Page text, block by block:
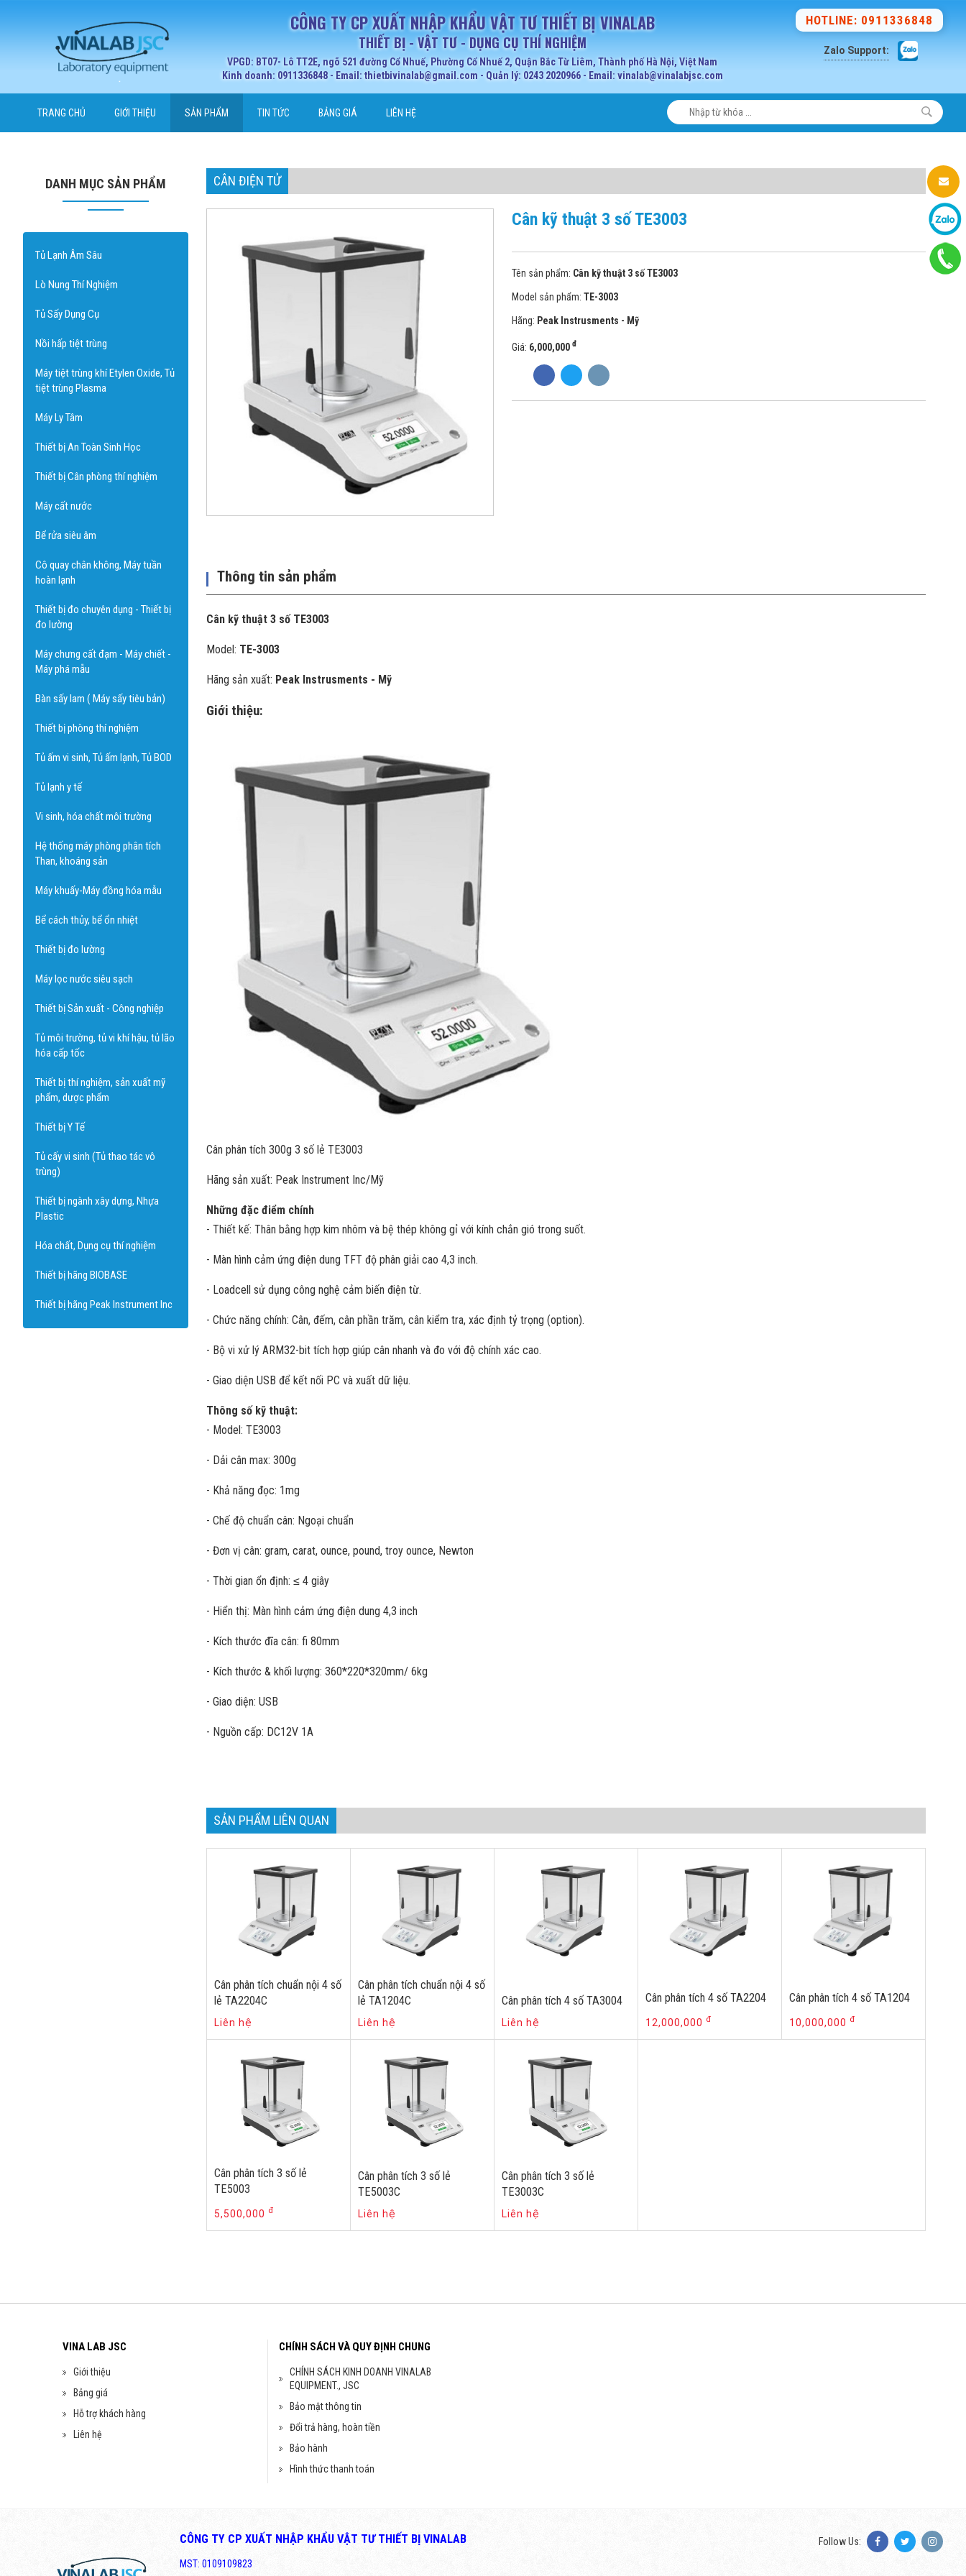
CÔNG TY CP XUẤT NHẬP KHẨU VẬT TƯ THIẾT BỊ VINALAB
THIẾT BỊ - VẬT TƯ - DỤNG CỤ THÍ NGHIỆM
VPGD: BT07- Lô TT2E, ngõ 521 đường Cổ Nhuế, Phường Cổ Nhuế 2, Quận Bắc Từ Liêm, Thành phố Hà Nội, Việt Nam
Kinh doanh: 0911336848 - Email: thietbivinalab@gmail.com - Quản lý: 0243 2020966 - Email: vinalab@vinalabjsc.com
HOTLINE: 0911336848
Zalo Support:
TRANG CHỦ GIỚI THIỆU SẢN PHẨM TIN TỨC BẢNG GIÁ LIÊN HỆ
DANH MỤC SẢN PHẨM
Tủ Lạnh Âm Sâu
Lò Nung Thí Nghiệm
Tủ Sấy Dụng Cụ
Nồi hấp tiệt trùng
Máy tiệt trùng khí Etylen Oxide, Tủ
tiệt trùng Plasma
Máy Ly Tâm
Thiết bị An Toàn Sinh Học
Thiết bị Cân phòng thí nghiệm
Máy cất nước
Bể rửa siêu âm
Cô quay chân không, Máy tuần
hoàn lạnh
Thiết bị đo chuyên dụng - Thiết bị
đo lường
Máy chưng cất đạm - Máy chiết -
Máy phá mẫu
Bàn sấy lam ( Máy sấy tiêu bản)
Thiết bị phòng thí nghiệm
Tủ ấm vi sinh, Tủ ấm lạnh, Tủ BOD
Tủ lạnh y tế
Vi sinh, hóa chất môi trường
Hệ thống máy phòng phân tích
Than, khoáng sản
Máy khuấy-Máy đồng hóa mẫu
Bể cách thủy, bể ổn nhiệt
Thiết bị đo lường
Máy lọc nước siêu sạch
Thiết bị Sản xuất - Công nghiệp
Tủ môi trường, tủ vi khí hậu, tủ lão
hóa cấp tốc
Thiết bị thí nghiệm, sản xuất mỹ
phẩm, dược phẩm
Thiết bị Y Tế
Tủ cấy vi sinh (Tủ thao tác vô
trùng)
Thiết bị ngành xây dựng, Nhựa
Plastic
Hóa chất, Dụng cụ thí nghiệm
Thiết bị hãng BIOBASE
Thiết bị hãng Peak Instrument Inc
CÂN ĐIỆN TỬ
Cân kỹ thuật 3 số TE3003
Tên sản phẩm: Cân kỹ thuật 3 số TE3003
Model sản phẩm: TE-3003
Hãng: Peak Instrusments - Mỹ
Giá: 6,000,000đ
Thông tin sản phẩm
Cân kỹ thuật 3 số TE3003
Model: TE-3003
Hãng sản xuất: Peak Instrusments - Mỹ
Giới thiệu:
Cân phân tích 300g 3 số lẻ TE3003
Hãng sản xuất: Peak Instrument Inc/Mỹ
Những đặc điểm chính
- Thiết kế: Thân bằng hợp kim nhôm và bệ thép không gỉ với kính chắn gió trong suốt.
- Màn hình cảm ứng điện dung TFT độ phân giải cao 4,3 inch.
- Loadcell sử dụng công nghệ cảm biến điện từ.
- Chức năng chính: Cân, đếm, cân phần trăm, cân kiểm tra, xác định tỷ trọng (option).
- Bộ vi xử lý ARM32-bit tích hợp giúp cân nhanh và đo với độ chính xác cao.
- Giao diện USB để kết nối PC và xuất dữ liệu.
Thông số kỹ thuật:
- Model: TE3003
- Dải cân max: 300g
- Khả năng đọc: 1mg
- Chế độ chuẩn cân: Ngoại chuẩn
- Đơn vị cân: gram, carat, ounce, pound, troy ounce, Newton
- Thời gian ổn định: ≤ 4 giây
- Hiển thị: Màn hình cảm ứng điện dung 4,3 inch
- Kích thước đĩa cân: fi 80mm
- Kích thước & khối lượng: 360*220*320mm/ 6kg
- Giao diện: USB
- Nguồn cấp: DC12V 1A
SẢN PHẨM LIÊN QUAN
Cân phân tích chuẩn nội 4 số
lẻ TA2204C
Liên hệ
Cân phân tích chuẩn nội 4 số
lẻ TA1204C
Liên hệ
Cân phân tích 4 số TA3004
Liên hệ
Cân phân tích 4 số TA2204
12,000,000 đ
Cân phân tích 4 số TA1204
10,000,000 đ
Cân phân tích 3 số lẻ
TE5003
5,500,000 đ
Cân phân tích 3 số lẻ
TE5003C
Liên hệ
Cân phân tích 3 số lẻ
TE3003C
Liên hệ
VINA LAB JSC
Giới thiệu
Bảng giá
Hỗ trợ khách hàng
Liên hệ
CHÍNH SÁCH VÀ QUY ĐỊNH CHUNG
CHÍNH SÁCH KINH DOANH VINALAB
EQUIPMENT., JSC
Bảo mật thông tin
Đổi trả hàng, hoàn tiền
Bảo hành
Hình thức thanh toán
CÔNG TY CP XUẤT NHẬP KHẨU VẬT TƯ THIẾT BỊ VINALAB
MST: 0109109823
Follow Us: